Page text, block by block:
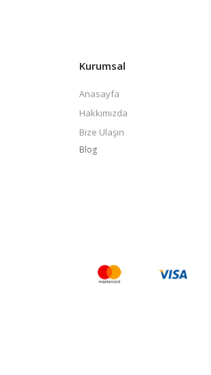
Kurumsal
Anasayfa
Hakkımızda
Bize Ulaşın
Blog